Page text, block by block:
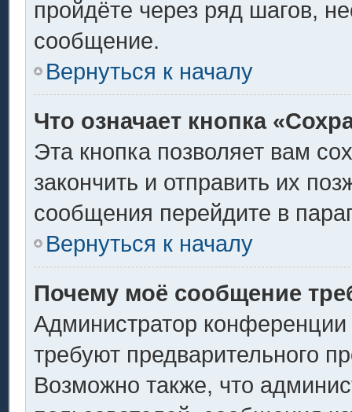
пройдёте через ряд шагов,
сообщение.
Вернуться к началу
Что означает кнопка
Эта кнопка позволяет вам
закончить и отправить их
сообщения перейдите в
Вернуться к началу
Почему моё сообщение
Администратор
требуют предварительного
Возможно также, что